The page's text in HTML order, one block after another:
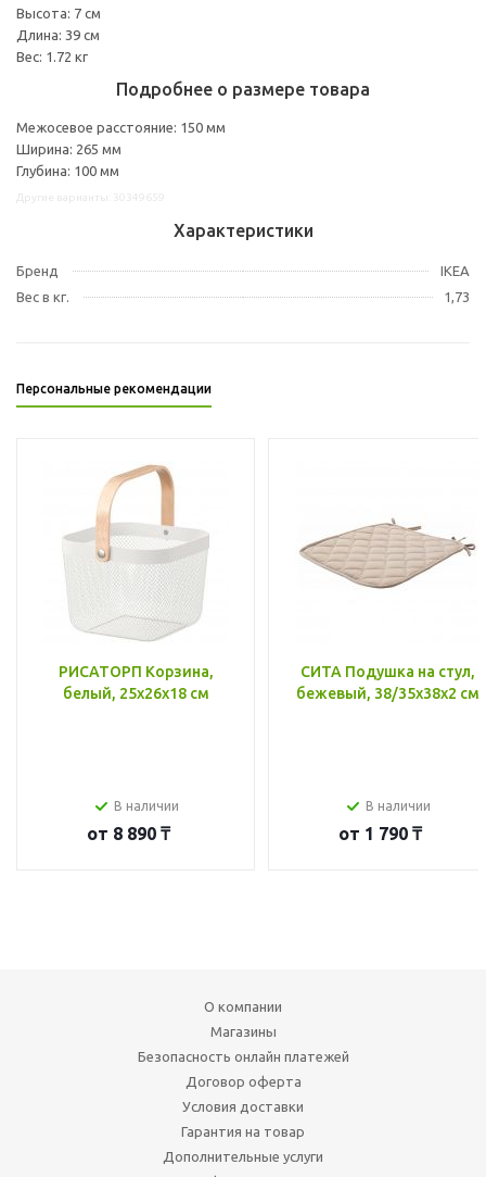
Высота: 7 см
Длина: 39 см
Вес: 1.72 кг
Подробнее о размере товара
Межосевое расстояние: 150 мм
Ширина: 265 мм
Глубина: 100 мм
Характеристики
Бренд
IKEA
Вес в кг.
1,73
Персональные рекомендации
РИСАТОРП Корзина,
белый, 25x26x18 см
В наличии
от 8 890 ₸
СИТА Подушка на стул,
бежевый, 38/35x38x2 см
В наличии
от 1 790 ₸
О компании
Магазины
Безопасность онлайн платежей
Договор оферта
Условия доставки
Гарантия на товар
Дополнительные услуги